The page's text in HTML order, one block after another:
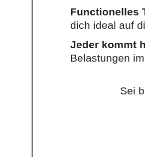
Functionelles
dich ideal auf
Jeder kommt
Belastungen
Sei